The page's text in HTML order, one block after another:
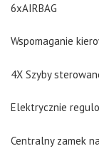
6xAIRBAG
Wspomaganie
4X Szyby
Elektrycznie
Centralny zamek